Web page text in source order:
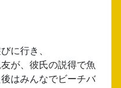
に行き、
が、彼氏の説得で魚
はみんなでビーチバ